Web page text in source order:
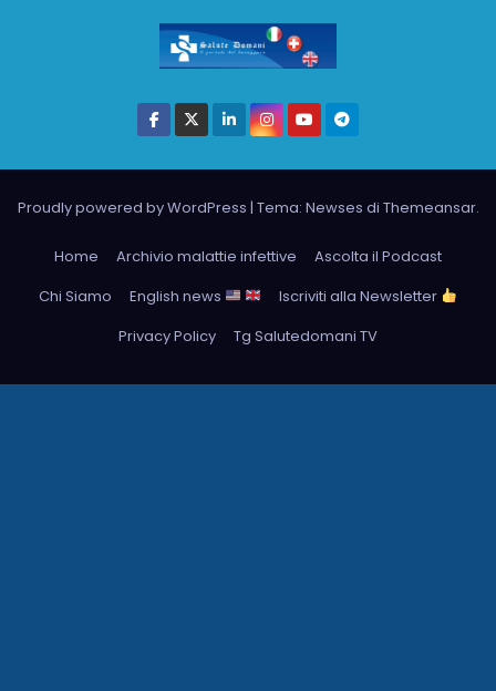
Proudly powered by WordPress | Tema: Newses di Themeansar.
Home Archivio malattie infettive
Ascolta il Podcast
Chi Siamo
English news
Iscriviti alla Newsletter
Privacy Policy
Tg Salutedomani TV